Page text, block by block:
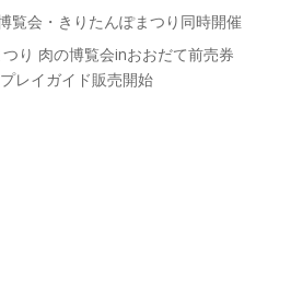
覧会・きりたんぽまつり同時開催
り 肉の博覧会inおおだて前売券
レイガイド販売開始